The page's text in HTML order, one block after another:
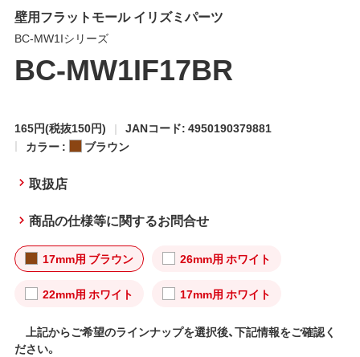
壁用フラットモール イリズミパーツ
BC-MW1Iシリーズ
BC-MW1IF17BR
165円(税抜150円)
JANコード: 4950190379881
カラー :
ブラウン
取扱店
商品の仕様等に関するお問合せ
17mm用 ブラウン 26mm用 ホワイト
22mm用 ホワイト 17mm用 ホワイト
上記からご希望のラインナップを選択後、下記情報をご確認く
ださい。